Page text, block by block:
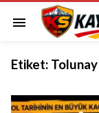
menu
Etiket: